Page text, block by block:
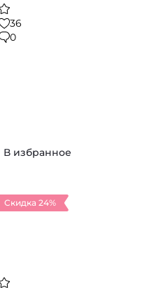
36
0
В избранное
Скидка 24%